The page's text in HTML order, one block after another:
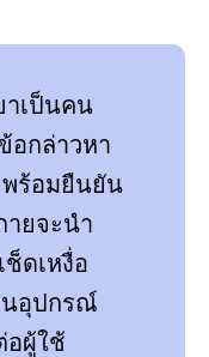
าเป็นคน
อกล่าวหา
พร้อมยืนยัน
ายจะนำ
ดเหงื่อ
นอุปกรณ์
อผู้ใช้